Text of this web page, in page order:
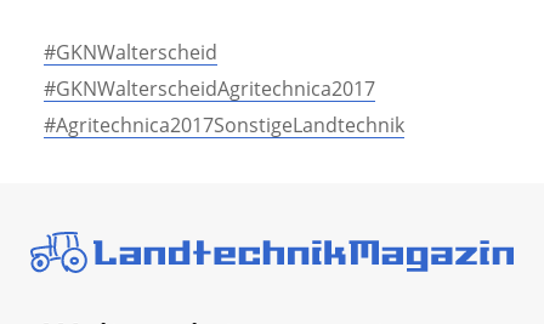
#GKNWalterscheid
#GKNWalterscheidAgritechnica2017
#Agritechnica2017SonstigeLandtechnik